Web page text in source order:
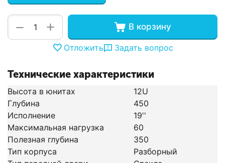
+
− В корзину
Отложить Задать вопрос
Технические характеристики
Высота в юнитах
12U
Глубина
450
Исполнение
19''
Максимальная нагрузка
60
Полезная глубина
350
Тип корпуса
Разборный